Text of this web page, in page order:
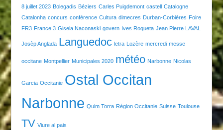
8 juillet 2023 Bolegadis Béziers Carles Puigdemont castell Catalogne
Catalonha concurs conférence Cultura dimecres Durban-Corbières Foire
FR3 France 3 Gisela Naconaski govern Ives Roqueta Jean Pierre LAVAL
Josèp Anglada Languedoc letra Lozère mercredi messe
occitane Montpellier Municipales 2020 météo Narbonne Nicolas
Garcia Occitanie Ostal Occitan
Narbonne Quim Torra Région Occitanie Suisse Toulouse
TV Viure al pais